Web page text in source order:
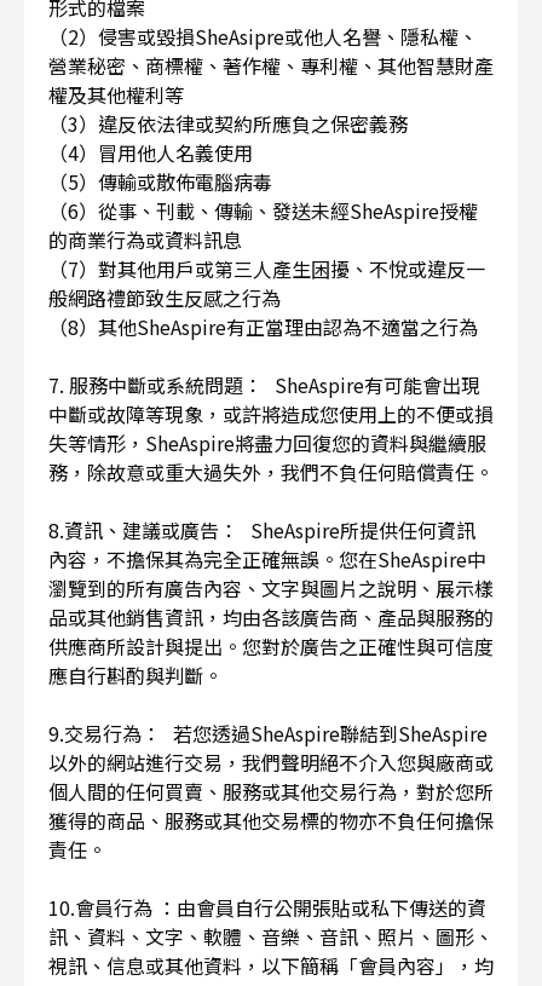
形式的檔案
（2）侵害或毀損SheAsipre或他人名譽、隱私權、
營業秘密、商標權、著作權、專利權、其他智慧財產
權及其他權利等
（3）違反依法律或契約所應負之保密義務
（4）冒用他人名義使用
（5）傳輸或散佈電腦病毒
（6）從事、刊載、傳輸、發送未經SheAspire授權
的商業行為或資料訊息
（7）對其他用戶或第三人產生困擾、不悅或違反一
般網路禮節致生反感之行為
（8）其他SheAspire有正當理由認為不適當之行為
7. 服務中斷或系統問題： SheAspire有可能會出現
中斷或故障等現象，或許將造成您使用上的不便或損
失等情形，SheAspire將盡力回復您的資料與繼續服
務，除故意或重大過失外，我們不負任何賠償責任。
8.資訊、建議或廣告： SheAspire所提供任何資訊
內容，不擔保其為完全正確無誤。您在SheAspire中
瀏覽到的所有廣告內容、文字與圖片之說明、展示樣
品或其他銷售資訊，均由各該廣告商、產品與服務的
供應商所設計與提出。您對於廣告之正確性與可信度
應自行斟酌與判斷。
9.交易行為： 若您透過SheAspire聯結到SheAspire
以外的網站進行交易，我們聲明絕不介入您與廠商或
個人間的任何買賣、服務或其他交易行為，對於您所
獲得的商品、服務或其他交易標的物亦不負任何擔保
責任。
10.會員行為 ：由會員自行公開張貼或私下傳送的資
訊、資料、文字、軟體、音樂、音訊、照片、圖形、
視訊、信息或其他資料，以下簡稱「會員內容」，均